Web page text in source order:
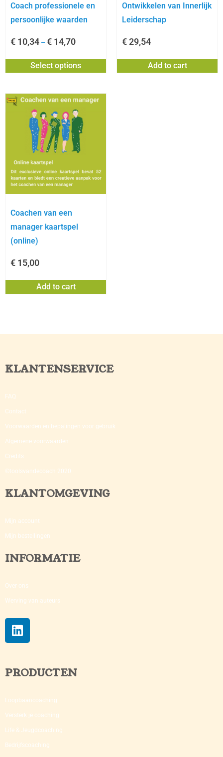
Coach professionele en
persoonlijke waarden
€ 10,34 – € 14,70
Select options
Ontwikkelen van Innerlijk
Leiderschap
€29,54
Add to cart
Coachen van een
manager kaartspel
(online)
€ 15,00
Add to cart
KLANTENSERVICE
FAQ
Contact
Voorwaarden en bepalingen voor gebruik
Algemene voorwaarden
Credits
©toolsvandecoach 2020
KLANTOMGEVING
Mijn account
Mijn bestellingen
INFORMATIE
Over ons
Werving van auteurs
PRODUCTEN
Loopbaancoaching
Versterk je coaching​
Life & Jeugdcoaching
Bedrijfscoaching​